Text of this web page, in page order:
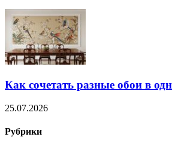
Как сочетать разные обои в
25.07.2026
Рубрики